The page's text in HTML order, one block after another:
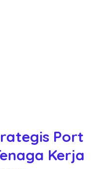
Port
Kerja